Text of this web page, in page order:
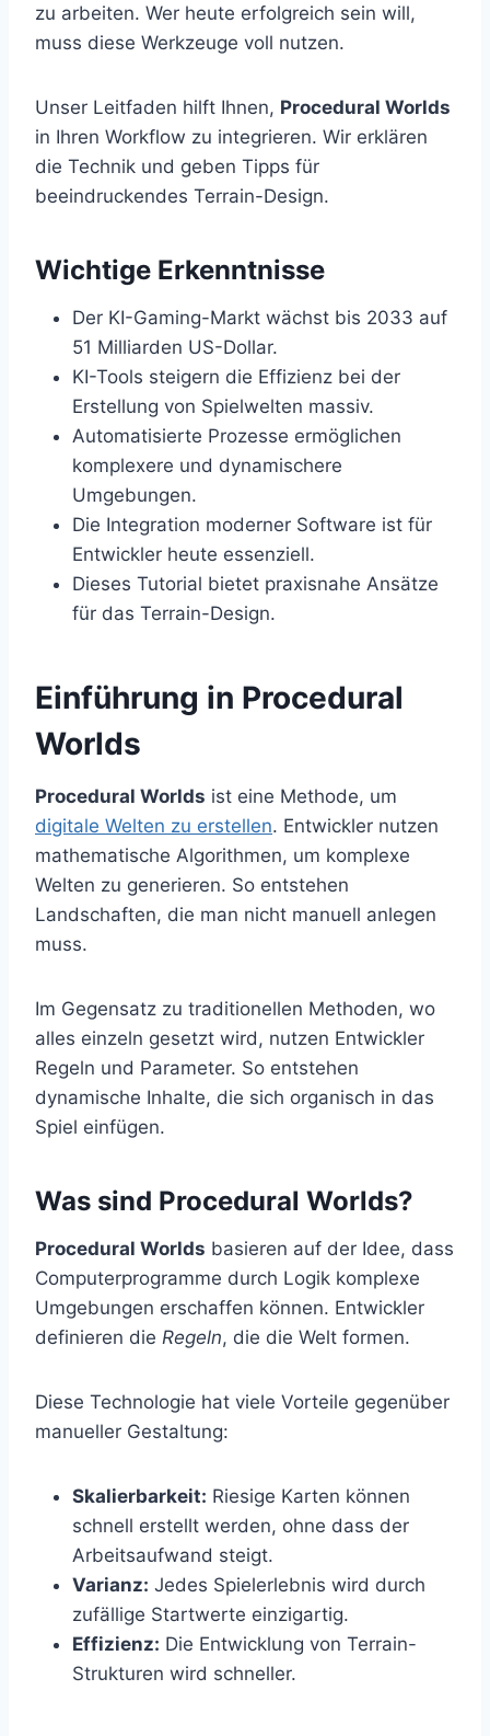
zu arbeiten. Wer heute erfolgreich sein will,
muss diese Werkzeuge voll nutzen.
Unser Leitfaden hilft Ihnen, Procedural Worlds
in Ihren Workflow zu integrieren. Wir erklären
die Technik und geben Tipps für
beeindruckendes Terrain-Design.
Wichtige Erkenntnisse
Der KI-Gaming-Markt wächst bis 2033 auf
51 Milliarden US-Dollar.
KI-Tools steigern die Effizienz bei der
Erstellung von Spielwelten massiv.
Automatisierte Prozesse ermöglichen
komplexere und dynamischere
Umgebungen.
Die Integration moderner Software ist für
Entwickler heute essenziell.
Dieses Tutorial bietet praxisnahe Ansätze
für das Terrain-Design.
Einführung in Procedural
Worlds
Procedural Worlds ist eine Methode, um
digitale Welten zu erstellen. Entwickler nutzen
mathematische Algorithmen, um komplexe
Welten zu generieren. So entstehen
Landschaften, die man nicht manuell anlegen
muss.
Im Gegensatz zu traditionellen Methoden, wo
alles einzeln gesetzt wird, nutzen Entwickler
Regeln und Parameter. So entstehen
dynamische Inhalte, die sich organisch in das
Spiel einfügen.
Was sind Procedural Worlds?
Procedural Worlds basieren auf der Idee, dass
Computerprogramme durch Logik komplexe
Umgebungen erschaffen können. Entwickler
definieren die Regeln, die die Welt formen.
Diese Technologie hat viele Vorteile gegenüber
manueller Gestaltung:
Skalierbarkeit: Riesige Karten können
schnell erstellt werden, ohne dass der
Arbeitsaufwand steigt.
Varianz: Jedes Spielerlebnis wird durch
zufällige Startwerte einzigartig.
Effizienz: Die Entwicklung von Terrain-
Strukturen wird schneller.